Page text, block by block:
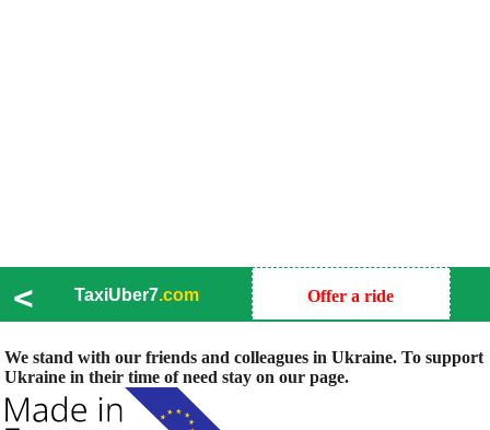
< TaxiUber7.com Offer a ride
We stand with our friends and colleagues in Ukraine. To support
Ukraine in their time of need stay on our page.